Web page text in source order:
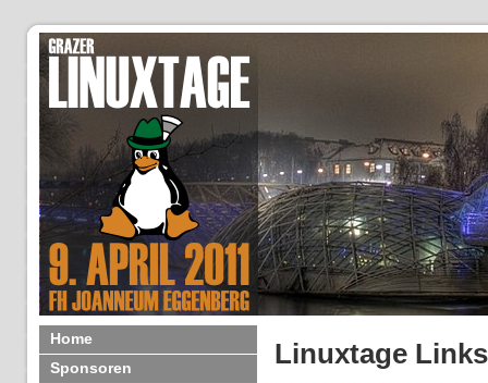
Home
Sponsoren
Linuxtage Links